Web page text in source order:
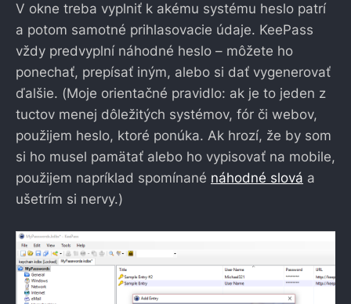
V okne treba vyplniť k akému systému heslo patrí
a potom samotné prihlasovacie údaje. KeePass
vždy predvyplní náhodné heslo – môžete ho
ponechať, prepísať iným, alebo si dať vygenerovať
ďalšie. (Moje orientačné pravidlo: ak je to jeden z
tuctov menej dôležitých systémov, fór či webov,
použijem heslo, ktoré ponúka. Ak hrozí, že by som
si ho musel pamätať alebo ho vypisovať na mobile,
použijem napríklad spomínané náhodné slová a
ušetrím si nervy.)